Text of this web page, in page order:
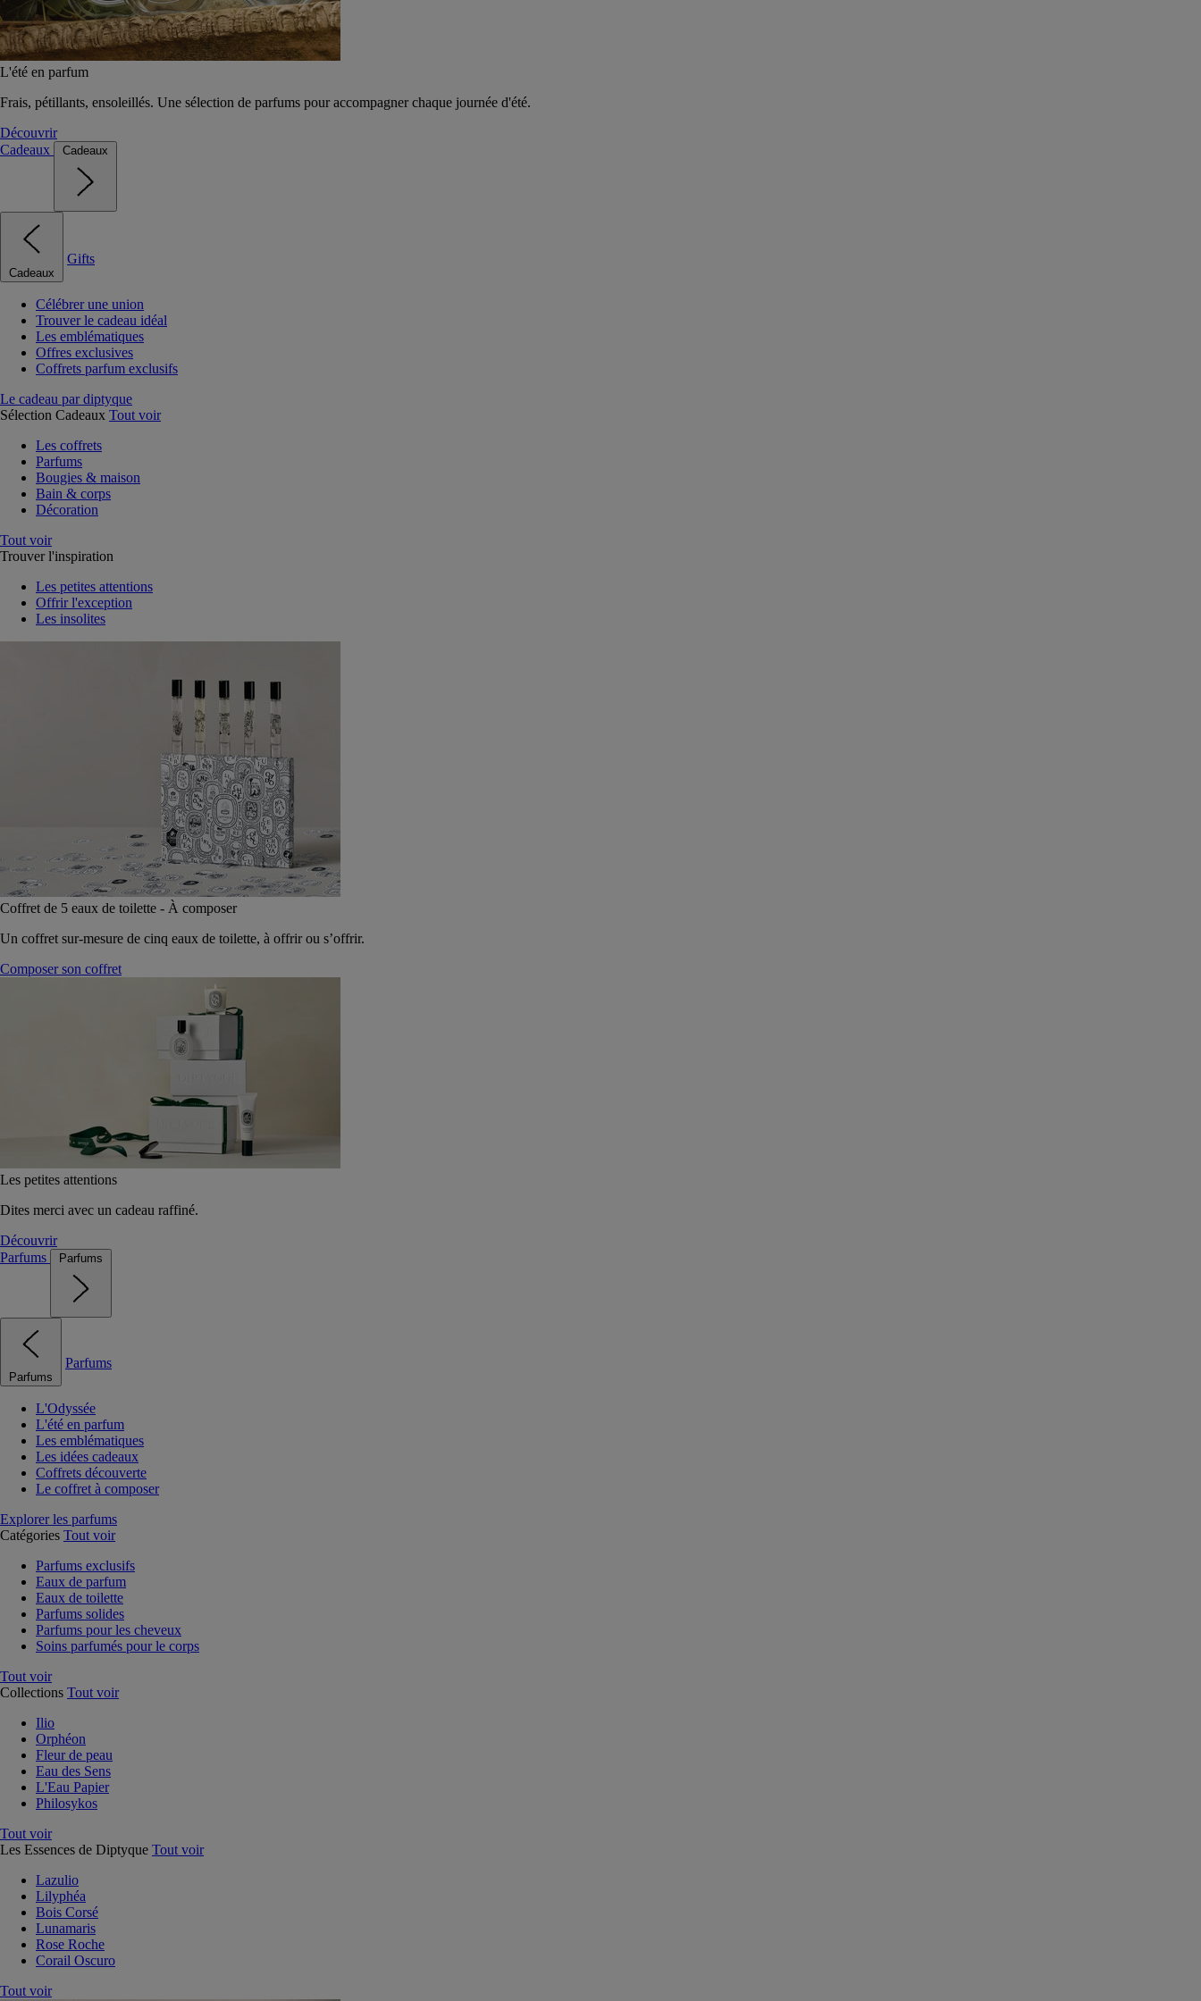
L'été en parfum
Frais, pétillants, ensoleillés. Une sélection de parfums pour accompagner chaque journée d'été.
Découvrir
Cadeaux
Cadeaux
Cadeaux
Gifts
Célébrer une union
Trouver le cadeau idéal
Les emblématiques
Offres exclusives
Coffrets parfum exclusifs
Le cadeau par diptyque
Sélection Cadeaux Tout voir
Les coffrets
Parfums
Bougies & maison
Bain & corps
Décoration
Tout voir
Trouver l'inspiration
Les petites attentions
Offrir l'exception
Les insolites
Coffret de 5 eaux de toilette - À composer
Un coffret sur-mesure de cinq eaux de toilette, à offrir ou s’offrir.
Composer son coffret
Les petites attentions
Dites merci avec un cadeau raffiné.
Découvrir
Parfums
Parfums
Parfums
Parfums
L'Odyssée
L'été en parfum
Les emblématiques
Les idées cadeaux
Coffrets découverte
Le coffret à composer
Explorer les parfums
Catégories Tout voir
Parfums exclusifs
Eaux de parfum
Eaux de toilette
Parfums solides
Parfums pour les cheveux
Soins parfumés pour le corps
Tout voir
Collections Tout voir
Ilio
Orphéon
Fleur de peau
Eau des Sens
L'Eau Papier
Philosykos
Tout voir
Les Essences de Diptyque Tout voir
Lazulio
Lilyphéa
Bois Corsé
Lunamaris
Rose Roche
Corail Oscuro
Tout voir